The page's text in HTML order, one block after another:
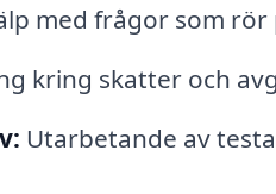
med frågor som
kring skatter och
Utarbetande av